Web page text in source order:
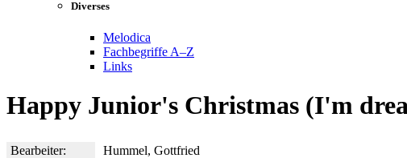
Diverses
Melodica
Fachbegriffe A–Z
Links
Happy Junior's Christmas (I'm
Bearbeiter:
Hummel, Gottfried